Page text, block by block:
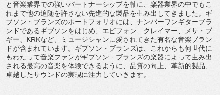
と音楽業界での強いパートナーシップを軸に、 楽器業界の中でもこ
れまで他の追随を許さない先進的な製品を生み出してきました。ギ
ブソン・ブランズのポートフォリオには、 ナンバーワンギターブラ
ンドであるギブソンをはじめ、 エピフォン、クレイマー、メサ・ブ
ギー、KRKなど、
ミュージシャンに愛されてきた有名な音楽ブラン
ドが含まれています。ギブソン・ブランズは、
これからも何世代に
もわたって音楽ファンがギブソン・ ブランズの楽器によって生み出
される最高の音楽を体験できるよう に、品質の向上、革新的製品、
卓越したサウンドの実現に注力していきます。